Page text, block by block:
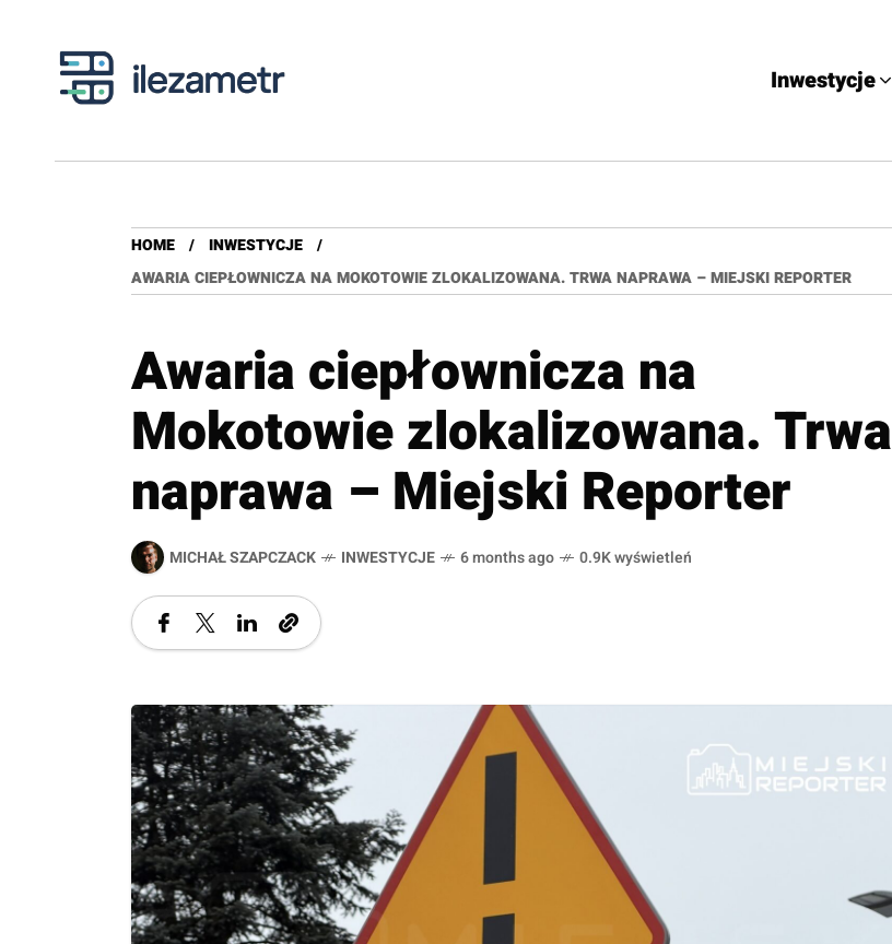
Inwestycje
HOME
INWESTYCJE
AWARIA CIEPŁOWNICZA NA MOKOTOWIE ZLOKALIZOWANA. TRWA NAPRAWA – MIEJSKI REPORTER
Awaria ciepłownicza na
Mokotowie zlokalizowana. Trwa
naprawa – Miejski Reporter
MICHAŁ SZAPCZACK INWESTYCJE 6 months ago 0.9K wyświetleń